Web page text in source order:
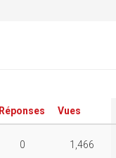
Réponses Vues
0 1,466